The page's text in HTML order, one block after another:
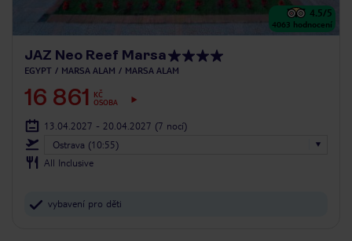
4.5/5
4063 hodnocení
JAZ Neo Reef Marsa
EGYPT MARSA ALAM MARSA ALAM
16 861
KČ
OSOBA
13.04.2027 - 20.04.2027 (7 nocí)
Ostrava (10:55)
All Inclusive
vybavení pro děti